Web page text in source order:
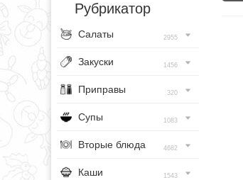
Рубрикатор
Салаты 2955
Закуски 1456
Приправы 320
Супы 1083
Вторые блюда 4682
Каши 1543